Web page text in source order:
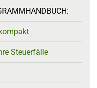
Steuerfälle